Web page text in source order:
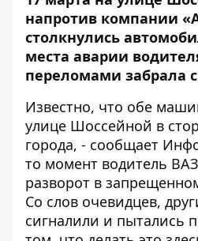
напротив компании
столкнулись
места аварии
переломами забрала
Известно, что обе
улице Шоссейной в
города, - сообщает
то момент водитель
разворот в
Со слов очевидцев,
сигналили и пытались